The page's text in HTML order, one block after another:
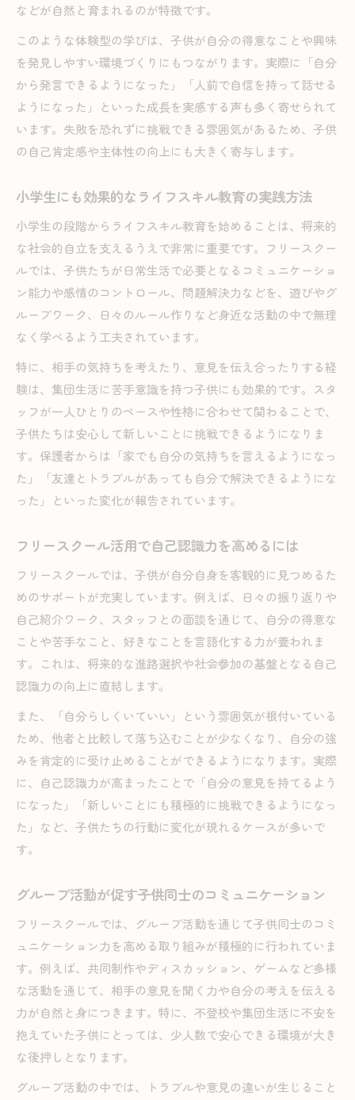
などが自然と育まれるのが特徴です。
このような体験型の学びは、子供が自分の得意なことや興味
を発見しやすい環境づくりにもつながります。実際に「自分
から発言できるようになった」「人前で自信を持って話せる
ようになった」といった成長を実感する声も多く寄せられて
います。失敗を恐れずに挑戦できる雰囲気があるため、子供
の自己肯定感や主体性の向上にも大きく寄与します。
小学生にも効果的なライフスキル教育の実践方法
小学生の段階からライフスキル教育を始めることは、将来的
な社会的自立を支えるうえで非常に重要です。フリースクー
ルでは、子供たちが日常生活で必要となるコミュニケーショ
ン能力や感情のコントロール、問題解決力などを、遊びやグ
ループワーク、日々のルール作りなど身近な活動の中で無理
なく学べるよう工夫されています。
特に、相手の気持ちを考えたり、意見を伝え合ったりする経
験は、集団生活に苦手意識を持つ子供にも効果的です。スタ
ッフが一人ひとりのペースや性格に合わせて関わることで、
子供たちは安心して新しいことに挑戦できるようになりま
す。保護者からは「家でも自分の気持ちを言えるようになっ
た」「友達とトラブルがあっても自分で解決できるようにな
った」といった変化が報告されています。
フリースクール活用で自己認識力を高めるには
フリースクールでは、子供が自分自身を客観的に見つめるた
めのサポートが充実しています。例えば、日々の振り返りや
自己紹介ワーク、スタッフとの面談を通じて、自分の得意な
ことや苦手なこと、好きなことを言語化する力が養われま
す。これは、将来的な進路選択や社会参加の基盤となる自己
認識力の向上に直結します。
また、「自分らしくいていい」という雰囲気が根付いている
ため、他者と比較して落ち込むことが少なくなり、自分の強
みを肯定的に受け止めることができるようになります。実際
に、自己認識力が高まったことで「自分の意見を持てるよう
になった」「新しいことにも積極的に挑戦できるようになっ
た」など、子供たちの行動に変化が現れるケースが多いで
す。
グループ活動が促す子供同士のコミュニケーション
フリースクールでは、グループ活動を通じて子供同士のコミ
ュニケーション力を高める取り組みが積極的に行われていま
す。例えば、共同制作やディスカッション、ゲームなど多様
な活動を通じて、相手の意見を聞く力や自分の考えを伝える
力が自然と身につきます。特に、不登校や集団生活に不安を
抱えていた子供にとっては、少人数で安心できる環境が大き
な後押しとなります。
グループ活動の中では、トラブルや意見の違いが生じること